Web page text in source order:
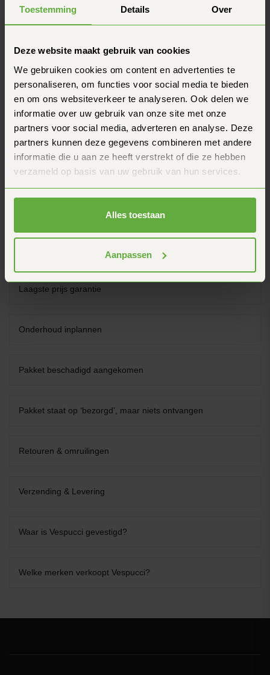
Toestemming Details Over
Deze website maakt gebruik van cookies
We gebruiken cookies om content en advertenties te
personaliseren, om functies voor social media te bieden
en om ons websiteverkeer te analyseren. Ook delen we
informatie over uw gebruik van onze site met onze
partners voor social media, adverteren en analyse. Deze
partners kunnen deze gegevens combineren met andere
informatie die u aan ze heeft verstrekt of die ze hebben
verzameld op basis van uw gebruik van hun services.
Alles toestaan
Aanpassen
Doet Vespucci aan schade herstel?
Garantie & reparatie van helmen
Helm keurmerk en veiligheid
Ik heb een klacht, waar kan ik die indienen?
Ik heb het verkeerde product ontvangen
Laagste prijs garantie
Onderhoud inplannen
Pakket beschadigd aangekomen
Pakket staat op ‘bezorgd’, maar niets ontvangen
Retouren & omruilingen
Verzending & Levering
Waar is Vespucci gevestigd?
Welke merken verkoopt Vespucci?